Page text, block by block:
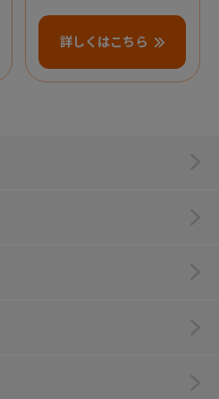
詳しくはこちら